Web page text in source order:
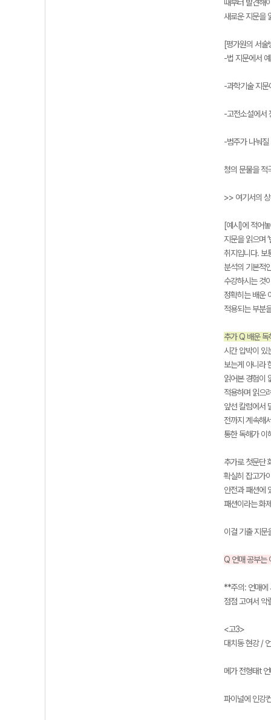
때부터 발견해
새로운 지문을
[평가원의 서술
-법 지문에서
-과학기술 지문
-고전소설에서
-범주가 나눠질
청의 문물을 적
>> 여기서의
[예시]에 적어
지문을 읽으며
취지입니다. 보
분석의 기본적
수강하시는 것
정확히는 배운
적용되는 부분
추가 Q 배운 독
시간 압박이 있
보는게 아니라
읽어본 경험이
적용하며 읽으
앞선 칼럼에서
전까지 계속해
통한 독해가 이
추가로 첫문단
확실히 잡고가
안전과 패션에
패션이라는 화
이걸 기출 지문
Q 언매 공부는
**주의: 언매에
점점 고여서 악
<고3>
대치동 현강 /
메가 전형태t
파이널에 인강